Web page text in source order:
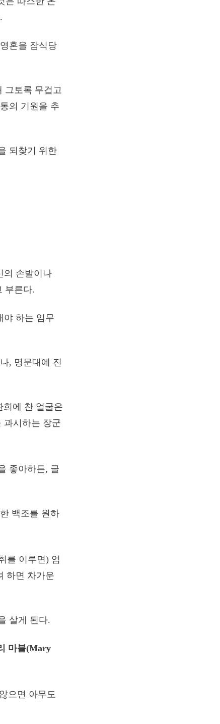
혼을 잠식당
그토록 무겁고
의 기원을 추
되찾기 위한
의 손발이나
부른다.
야 하는 임무
, 명문대에 진
희에 찬 얼굴은
과시하는 장군
좋아하든, 글
백조를 원하
를 이루면) 엄
하면 차가운
살게 된다.
마블(Mary
으면 아무도